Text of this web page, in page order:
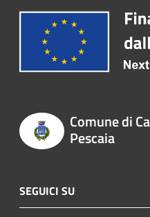
Comune di
Pescaia
SEGUICI SU